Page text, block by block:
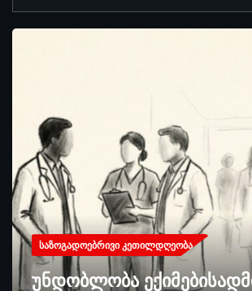
ᲡᲐᲖᲝᲒᲐᲓᲝᲔᲑᲠᲘᲕᲘ ᲙᲔᲗᲘᲚᲓᲦᲔᲝᲑᲐ
უნდობლობა